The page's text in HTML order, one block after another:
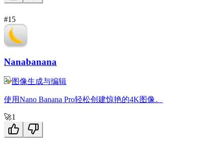
#15
Nanabanana
图像生成与编辑
使用Nano Banana Pro轻松创建惊艳的4K图像。
🚀1